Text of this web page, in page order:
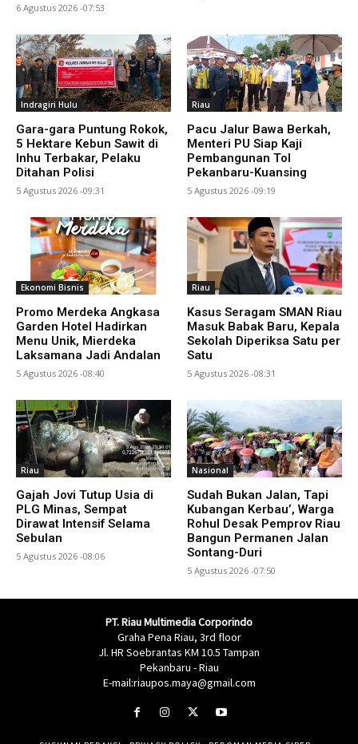
6 Agustus 2026 -07:53
Indragiri Hulu
Gara-gara Puntung Rokok,
5 Hektare Kebun Sawit di
Inhu Terbakar, Pelaku
Ditahan Polisi
5 Agustus 2026 -09:31
Riau
Pacu Jalur Bawa Berkah,
Menteri PU Siap Kaji
Pembangunan Tol
Pekanbaru-Kuansing
5 Agustus 2026 -09:19
Ekonomi Bisnis
Promo Merdeka Angkasa
Garden Hotel Hadirkan
Menu Unik, Mierdeka
Laksamana Jadi Andalan
5 Agustus 2026 -08:40
Riau
Kasus Seragam SMAN Riau
Masuk Babak Baru, Kepala
Sekolah Diperiksa Satu per
Satu
5 Agustus 2026 -08:31
Riau
Gajah Jovi Tutup Usia di
PLG Minas, Sempat
Dirawat Intensif Selama
Sebulan
5 Agustus 2026 -08:06
Nasional
Sudah Bukan Jalan, Tapi
Kubangan Kerbau’, Warga
Rohul Desak Pemprov Riau
Bangun Permanen Jalan
Sontang-Duri
5 Agustus 2026 -07:50
PT. Riau Multimedia Corporindo
Graha Pena Riau, 3rd floor
Jl. HR Soebrantas KM 10.5 Tampan
Pekanbaru - Riau
E-mail:riaupos.maya@gmail.com